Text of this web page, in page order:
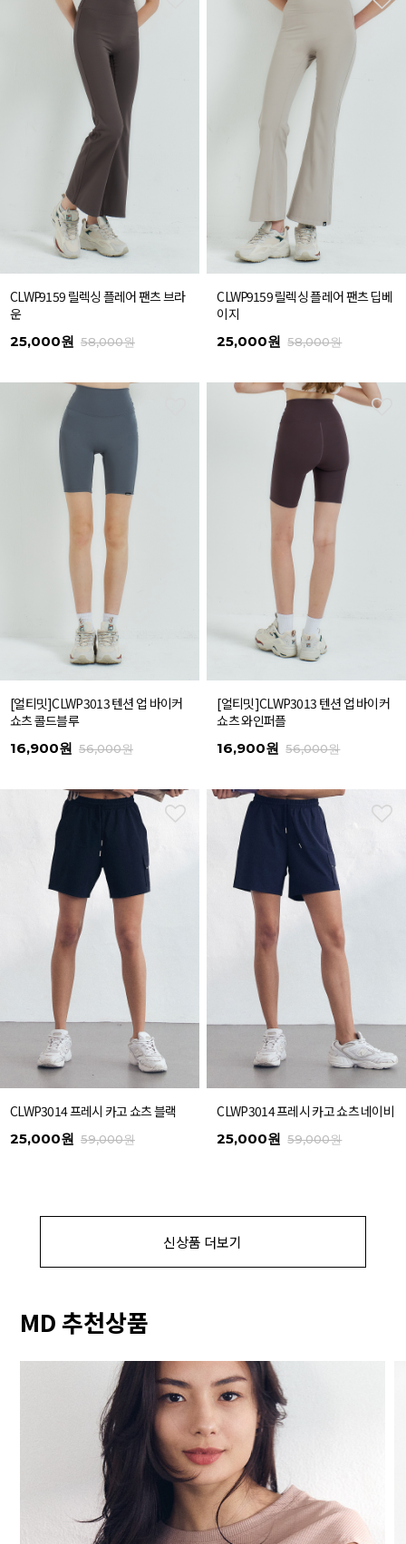
CLWP9159 릴렉싱 플레어 팬츠 브라
운
25,000원 58,000원
CLWP9159 릴렉싱 플레어 팬츠 딥베
이지
25,000원 58,000원
[얼티밋]CLWP3013 텐션 업 바이커
쇼츠 콜드블루
16,900원 56,000원
[얼티밋]CLWP3013 텐션 업 바이커
쇼츠 와인퍼플
16,900원 56,000원
CLWP3014 프레시 카고 쇼츠 블랙
25,000원 59,000원
CLWP3014 프레시 카고 쇼츠 네이비
25,000원 59,000원
신상품 더보기
MD 추천상품